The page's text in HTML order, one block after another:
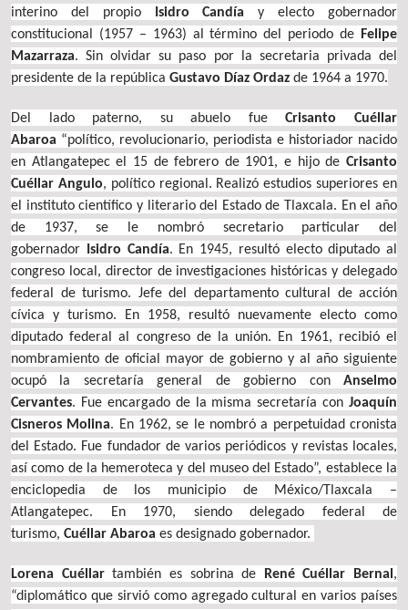
interino del propio
Isidro Candía y electo gobernador
constitucional (1957 – 1963) al término del periodo de
Felipe
Mazarraza. Sin olvidar su paso por la secretaria privada del
presidente de la república Gustavo Díaz Ordaz de 1964 a 1970.
Del lado paterno, su abuelo fueCrisanto Cuéllar
Abaroa “político, revolucionario, periodista e historiador nacido
en Atlangatepec el 15 de febrero de 1901, e hijo de Crisanto
Cuéllar Angulo, político regional. Realizó estudios superiores en
el instituto científico y literario del Estado de Tlaxcala. En el año
de 1937, se le nombró secretario particular del
gobernador
Isidro Candía. En 1945, resultó electo diputado al
congreso local, director de investigaciones históricas y delegado
federal de turismo. Jefe del departamento cultural de acción
cívica y turismo. En 1958, resultó nuevamente electo como
diputado federal al congreso de la unión. En 1961, recibió el
nombramiento de oficial mayor de gobierno y al año siguiente
ocupó la secretaría general de gobierno con Anselmo
Cervantes. Fue encargado de la misma secretaría con Joaquín
Cisneros Molina. En 1962, se le nombró a perpetuidad cronista
del Estado. Fue fundador de varios periódicos y revistas locales,
así como de la hemeroteca y del museo del Estado”, establece la
enciclopedia de los municipio de México/Tlaxcala –
Atlangatepec. En 1970, siendo delegado federal de
turismo, Cuéllar Abaroa es designado gobernador.
Lorena Cuéllartambién es sobrina de René Cuéllar Bernal ,
“diplomático que sirvió como agregado cultural en varios países